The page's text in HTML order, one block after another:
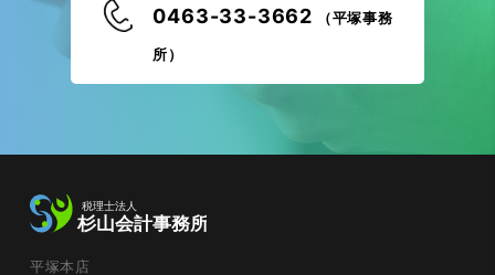
0463-33-3662 （平塚事務
所）
平塚本店